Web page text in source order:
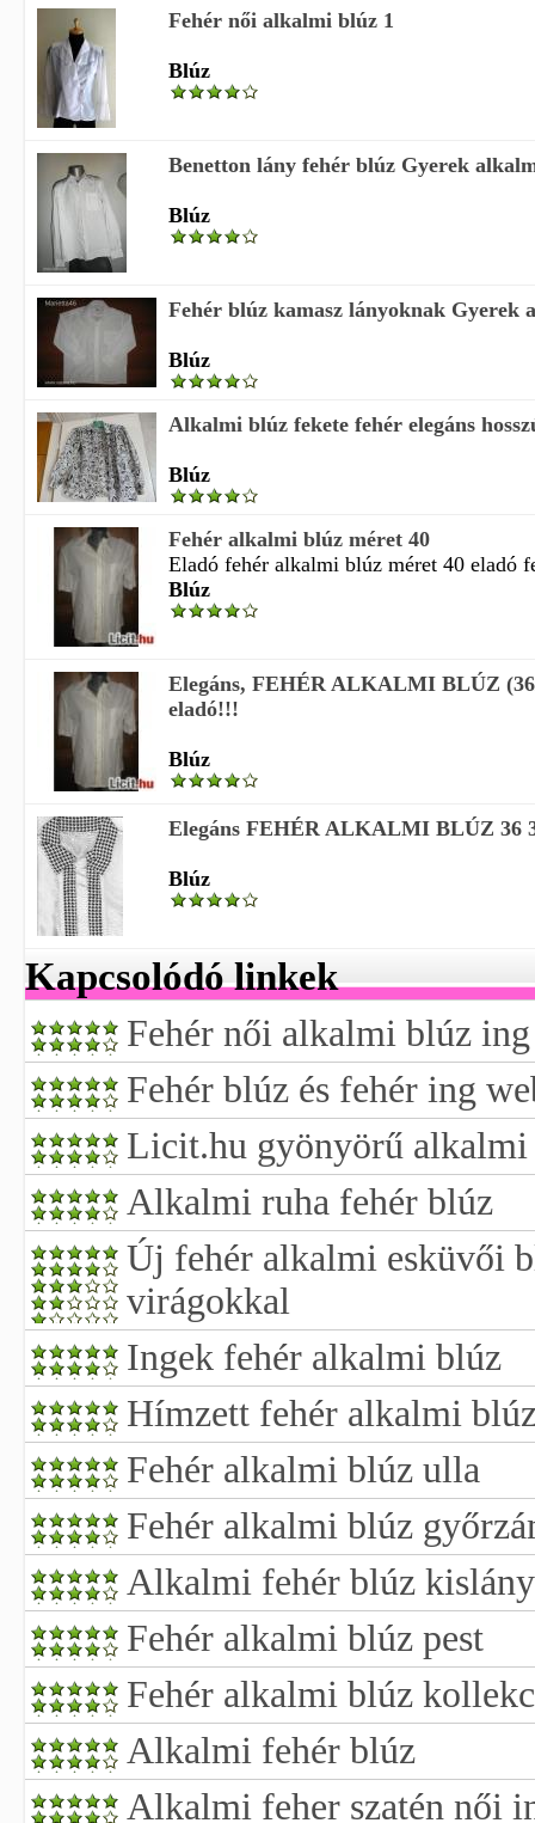
Fehér női alkalmi blúz 1
Blúz
Benetton lány fehér blúz Gyerek
Blúz
Fehér blúz kamasz lányoknak Gyerek
Blúz
Alkalmi blúz fekete fehér elegáns
Blúz
Fehér alkalmi blúz méret 40
Eladó fehér alkalmi blúz méret 40 eladó
Blúz
Elegáns, FEHÉR ALKALMI BLÚZ
eladó!!!
Blúz
Elegáns FEHÉR ALKALMI BLÚZ 36
Blúz
Kapcsolódó linkek
Fehér női alkalmi blúz ing
Fehér blúz és fehér ing
Licit.hu gyönyörű
Alkalmi ruha fehér blúz
Új fehér alkalmi esküvői
virágokkal
Ingek fehér alkalmi blúz
Hímzett fehér alkalmi
Fehér alkalmi blúz ulla
Fehér alkalmi blúz
Alkalmi fehér blúz
Fehér alkalmi blúz pest
Fehér alkalmi blúz
Alkalmi fehér blúz
Alkalmi feher szatén női